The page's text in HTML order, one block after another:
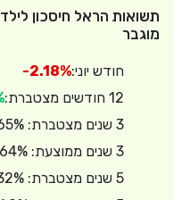
תשואות הראל חיסכון
מוגבר
חודש יוני:-2.18%
12 חודשים מצטברת:
3 שנים מצטברת: 79.65%
3 שנים ממוצעת: 1.64%
5 שנים מצטברת: 81.32%